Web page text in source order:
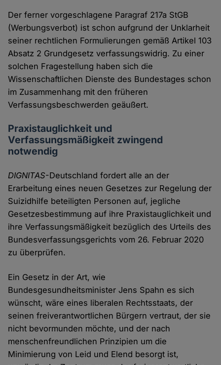
Der ferner vorgeschlagene Paragraf 217a StGB
(Werbungsverbot) ist schon aufgrund der Unklarheit
seiner rechtlichen Formulierungen gemäß Artikel 103
Absatz 2 Grundgesetz verfassungswidrig. Zu einer
solchen Fragestellung haben sich die
Wissenschaftlichen Dienste des Bundestages schon
im Zusammenhang mit den früheren
Verfassungsbeschwerden geäußert.
Praxistauglichkeit und
Verfassungsmäßigkeit zwingend
notwendig
DIGNITAS-Deutschland fordert alle an der
Erarbeitung eines neuen Gesetzes zur Regelung der
Suizidhilfe beteiligten Personen auf, jegliche
Gesetzesbestimmung auf ihre Praxistauglichkeit und
ihre Verfassungsmäßigkeit bezüglich des Urteils des
Bundesverfassungsgerichts vom 26. Februar 2020
zu überprüfen.
Ein Gesetz in der Art, wie
Bundesgesundheitsminister Jens Spahn es sich
wünscht, wäre eines liberalen Rechtsstaats, der
seinen freiverantwortlichen Bürgern vertraut, der sie
nicht bevormunden möchte, und der nach
menschenfreundlichen Prinzipien um die
Minimierung von Leid und Elend besorgt ist,